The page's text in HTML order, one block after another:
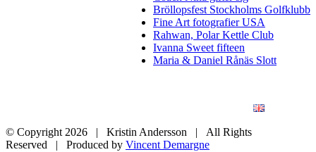
Bröllopsfest Stockholms Golfklubb
Fine Art fotografier USA
Rahwan, Polar Kettle Club
Ivanna Sweet fifteen
Maria & Daniel Rånäs Slott
© Copyright 2026 | Kristin Andersson | All Rights
Reserved | Produced by Vincent Demargne